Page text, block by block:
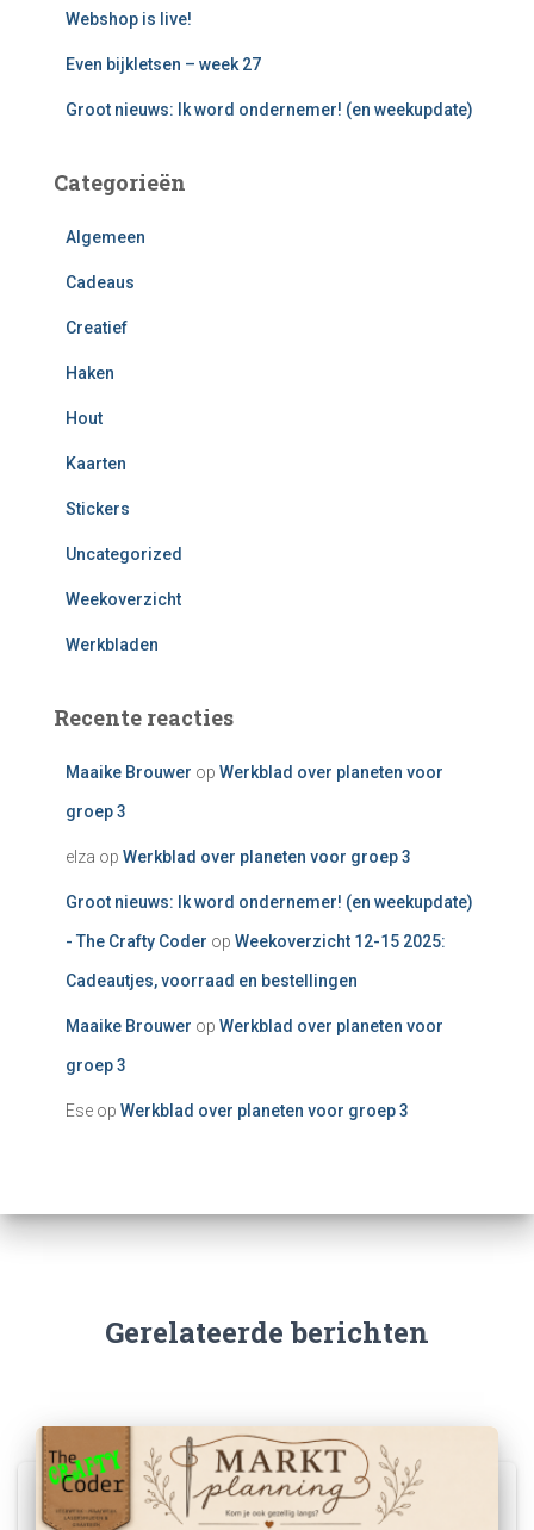
Webshop is live!
Even bijkletsen – week 27
Groot nieuws: Ik word ondernemer! (en weekupdate)
Categorieën
Algemeen
Cadeaus
Creatief
Haken
Hout
Kaarten
Stickers
Uncategorized
Weekoverzicht
Werkbladen
Recente reacties
Maaike Brouwer op Werkblad over planeten voor
groep 3
elza op Werkblad over planeten voor groep 3
Groot nieuws: Ik word ondernemer! (en weekupdate)
- The Crafty Coder op Weekoverzicht 12-15 2025:
Cadeautjes, voorraad en bestellingen
Maaike Brouwer op Werkblad over planeten voor
groep 3
Ese op Werkblad over planeten voor groep 3
Gerelateerde berichten